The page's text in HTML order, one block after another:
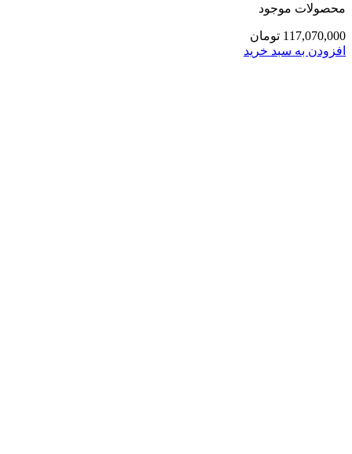
محصولات موجود
117,070,000 تومان
افزودن به سبد خرید